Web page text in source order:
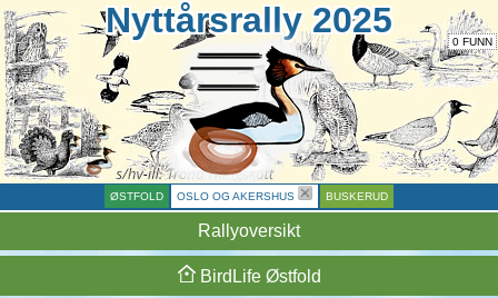
0 FUNN
Nyttårsrally 2025
ØSTFOLD OSLO OG AKERSHUS BUSKERUD
Rallyoversikt
BirdLifeØstfold